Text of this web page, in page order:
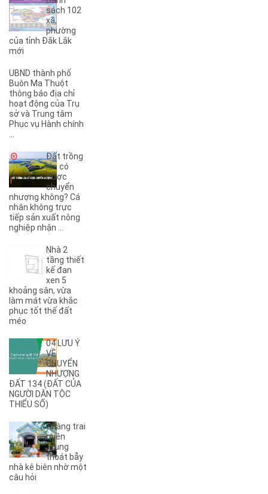
3A(1)
3B(3)
3KC (1)
4A(1)
5A(1)
5KC(3)
6A(1)
6B (1)
8B(3)
8KC(1)
9A(1)
9KC(1)
A(7)
A Dừa(5)
(7)
(3)
A12 (6)
A13(2)
A14(1)
A2(7)
A3(5)
A5(8)
A6(5)
A7(17)
A8(3)
A9(2)
Ama Jhao(27)
Ama Khê (44)
Ama Pui
sách 102
xã,
phường
của tỉnh Đắk Lắk
mới
UBND thành phố
Buôn Ma Thuột
thông báo địa chỉ
hoạt động của Trụ
sở và Trung tâm
Phục vụ Hành chính
Đất trồng
lúa có
được
chuyển
nhượng không? Cá
nhân không trực
tiếp sản xuất nông
nghiệp nhận ...
Nhà 2
tầng thiết
kế đan
xen 5
khoảng sân, vừa
làm mát vừa khắc
phục tốt thế đất
méo
04 LƯU Ý
VỀ
CHUYỂN
NHƯỢNG
ĐẤT 134 (ĐẤT CỦA
NGƯỜI DÂN TỘC
THIỂU SỐ)
Chàng trai
miền
Trung
thoát bẫy
nhà kê biên nhờ một
câu hỏi